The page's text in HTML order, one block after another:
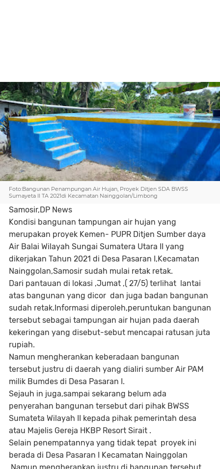
Foto:Bangunan Penampungan Air Hujan, Proyek Ditjen SDA BWSS
Sumayeta II TA 2021di Kecamatan Nainggolan/Limbong
Samosir,DP News
Kondisi bangunan tampungan air hujan yang
merupakan proyek Kemen- PUPR Ditjen Sumber daya
Air Balai Wilayah Sungai Sumatera Utara II yang
dikerjakan Tahun 2021 di Desa Pasaran I,Kecamatan
Nainggolan,Samosir sudah mulai retak retak.
Dari pantauan di lokasi ,Jumat ,( 27/5) terlihat lantai
atas bangunan yang dicor dan juga badan bangunan
sudah retak.Informasi diperoleh,peruntukan bangunan
tersebut sebagai tampungan air hujan pada daerah
kekeringan yang disebut-sebut mencapai ratusan juta
rupiah.
Namun mengherankan keberadaan bangunan
tersebut justru di daerah yang dialiri sumber Air PAM
milik Bumdes di Desa Pasaran I.
Sejauh in juga,sampai sekarang belum ada
penyerahan bangunan tersebut dari pihak BWSS
Sumateta Wilayah II kepada pihak pemerintah desa
atau Majelis Gereja HKBP Resort Sirait .
Selain penempatannya yang tidak tepat proyek ini
berada di Desa Pasaran I Kecamatan Nainggolan